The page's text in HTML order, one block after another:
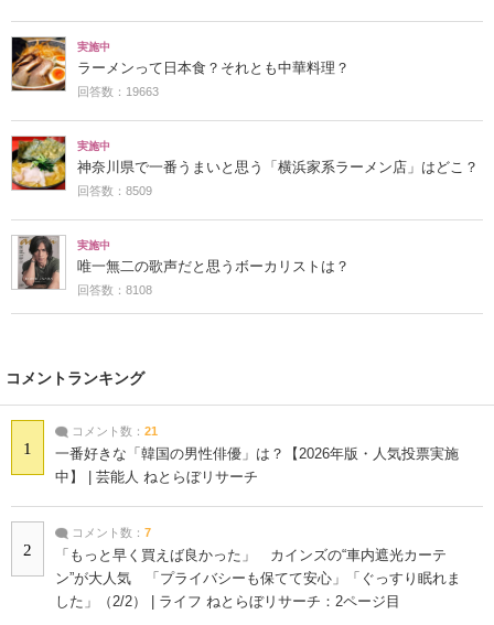
実施中
ラーメンって日本食？それとも中華料理？
回答数：19663
実施中
神奈川県で一番うまいと思う「横浜家系ラーメン店」はどこ？
回答数：8509
実施中
唯一無二の歌声だと思うボーカリストは？
回答数：8108
コメントランキング
1
コメント数： 21
一番好きな「韓国の男性俳優」は？【2026年版・人気投票実施
中】 | 芸能人 ねとらぼリサーチ
2
コメント数： 7
「もっと早く買えば良かった」 カインズの“車内遮光カーテ
ン”が大人気 「プライバシーも保てて安心」「ぐっすり眠れま
した」（2/2） | ライフ ねとらぼリサーチ：2ページ目